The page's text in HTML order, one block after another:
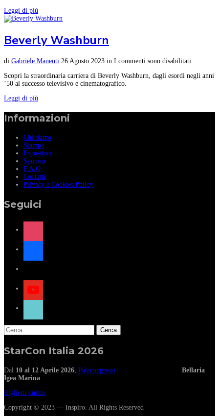
Leggi di più
Beverly Washburn
di Gabriele Manenti 26 Agosto 2023 in I commenti sono disabilitati
Scopri la straordinaria carriera di Beverly Washburn, dagli esordi negli anni
’50 al successo televisivo e cinematografico.
Leggi di più
Informazioni
Chi siamo
Stampa
Espositori
Sponsor
F.A.Q.
Contatti
Privacy e Cookies Policy
Seguici
instagram
facebook
x
youtube
tiktok
Ricerca
per:
StarCon Italia 2026
Dal 10 al 12 Aprile 2026, Palacongressi
Bellaria
Igea Marina
Biglietti online
Copyright © 2023 — Inspiro. All Rights Reserved